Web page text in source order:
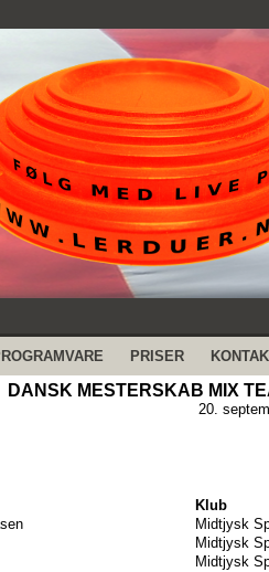
PRISER
DANSK MESTERSKAB MIX
20.
Klub
Midtjysk
Midtjysk
Midtjysk